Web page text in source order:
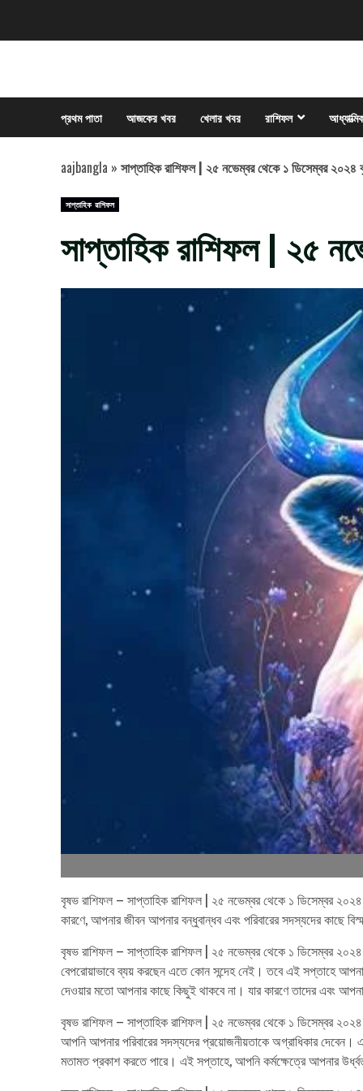
প্রথম পাতা আজকের খবর খেলার খবর রাশিফল
aajbangla » সাপ্তাহিক রাশিফল | ২৫ নভেম্বর থেকে ১ ডিসেম্বর ২০২৪
সাপ্তাহিক রাশিফল
সাপ্তাহিক রাশিফল | ২৫
বৃষভ রাশিফল – সাপ্তাহিক রাশিফল | ২৫ নভেম্বর থেকে ১ ডিসেম্বর
কারণে, আপনার জীবন আপনার বন্ধুবান্ধব এবং পরিবারের সদস্যদের কাছে
বৃষভ রাশিফল – সাপ্তাহিক রাশিফল | ২৫ নভেম্বর থেকে ১ ডিসেম্বর
বেপরোয়াভাবে ব্যয় করছেন এতে কোন সন্দেহ নেই। তবে এই সপ্তাহে
দেওয়ার মতো আপনার কাছে কিছুই থাকবে না। যার কারণে তাদের এবং
বৃষভ রাশিফল – সাপ্তাহিক রাশিফল | ২৫ নভেম্বর থেকে ১ ডিসেম্বর
আপনি আপনার পরিবারের সদস্যদের প্রয়োজনীয়তাকে অগ্রাধিকার
মতামত প্রকাশ করতে পারে। এই সপ্তাহে, আপনি কর্মক্ষেত্রে আপনার